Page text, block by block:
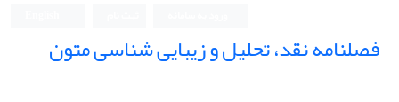
فصلنامه نقد، تحلیل و زیبایی شناسی متون